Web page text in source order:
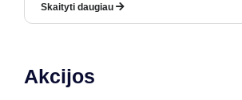
Skaityti daugiau
Akcijos